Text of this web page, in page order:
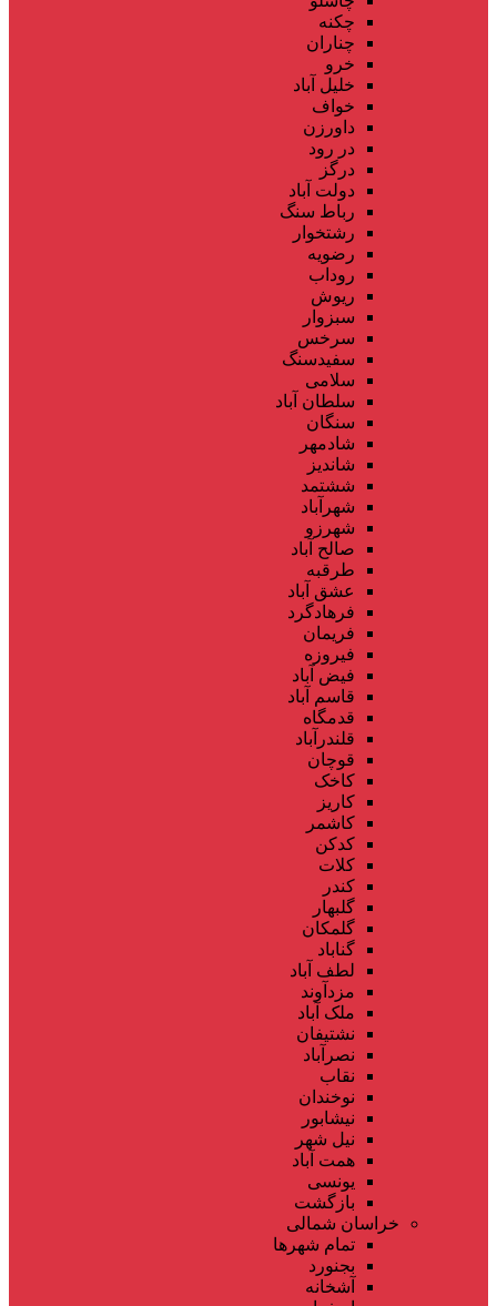
چکنه
چناران
خرو
خلیل آباد
خواف
داورزن
در رود
درگز
دولت آباد
رباط سنگ
رشتخوار
رضویه
روداب
ریوش
سبزوار
سرخس
سفیدسنگ
سلامی
سلطان آباد
سنگان
شادمهر
شاندیز
ششتمد
شهرآباد
شهرزو
صالح آباد
طرقبه
عشق آباد
فرهادگرد
فریمان
فیروزه
فیض آباد
قاسم آباد
قدمگاه
قلندرآباد
قوچان
کاخک
کاریز
کاشمر
کدکن
کلات
کندر
گلبهار
گلمکان
گناباد
لطف آباد
مزدآوند
ملک آباد
نشتیفان
نصرآباد
نقاب
نوخندان
نیشابور
نیل شهر
همت آباد
یونسی
بازگشت
خراسان شمالی
تمام شهر‌ها
بجنورد
آشخانه